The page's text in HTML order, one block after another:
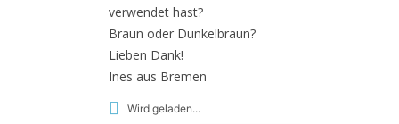
verwendet hast?
Braun oder Dunkelbraun?
Lieben Dank!
Ines aus Bremen
Wird geladen...